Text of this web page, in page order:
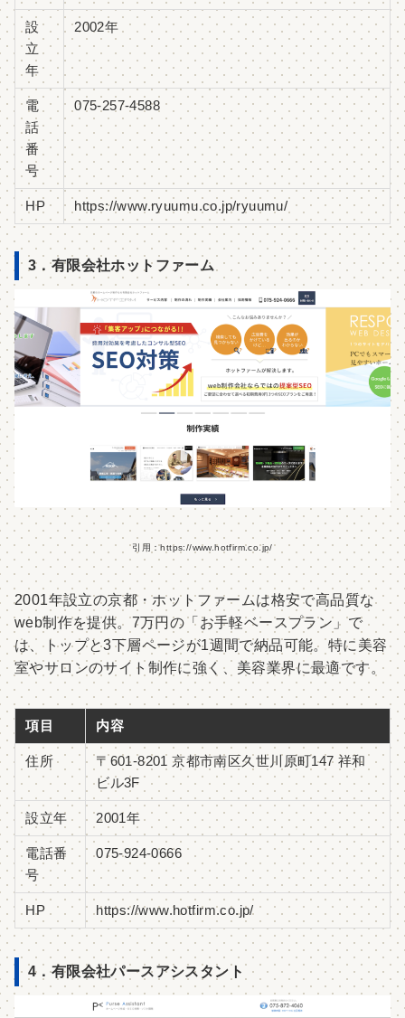
設
立
年
2002年
電
話
番
号
075-257-4588
HP https://www.ryuumu.co.jp/ryuumu/
3．有限会社ホットファーム
引用：https://www.hotfirm.co.jp/
2001年設立の京都・ホットファームは格安で高品質な
web制作を提供。7万円の「お手軽ベースプラン」で
は、トップと3下層ページが1週間で納品可能。特に美容
室やサロンのサイト制作に強く、美容業界に最適です。
項目 内容
住所
〒601-8201 京都市南区久世川原町147 祥和
ビル3F
設立年 2001年
電話番
号
075-924-0666
HP https://www.hotfirm.co.jp/
4．有限会社パースアシスタント